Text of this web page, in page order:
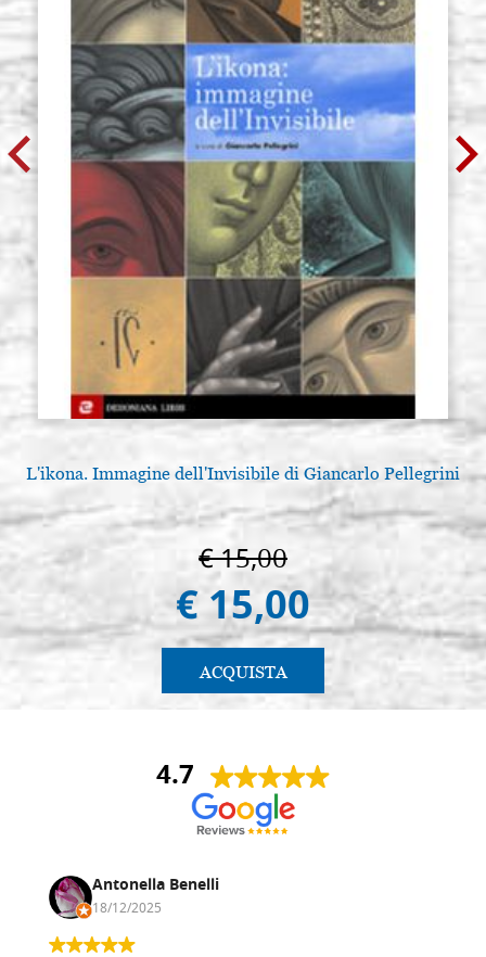
L'ikona. Immagine dell'Invisibile di Giancarlo Pellegrini
€ 15,00
€ 15,00
ACQUISTA
4.7
Antonella Benelli
18/12/2025